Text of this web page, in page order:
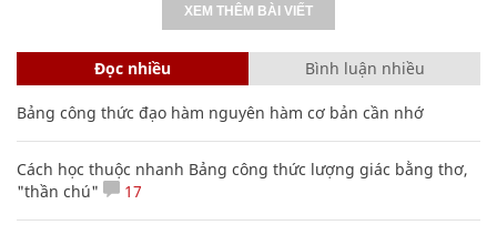
XEM THÊM BÀI VIẾT
Đọc nhiều Bình luận nhiều
Bảng công thức đạo hàm nguyên hàm cơ bản cần nhớ
Cách học thuộc nhanh Bảng công thức lượng giác bằng thơ,
"thần chú"
17